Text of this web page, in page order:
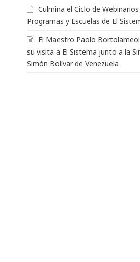
Culmina el Ciclo de
Programas y Escuelas de El
El Maestro Paolo
su visita a El Sistema junto a la
Simón Bolívar de Venezuela